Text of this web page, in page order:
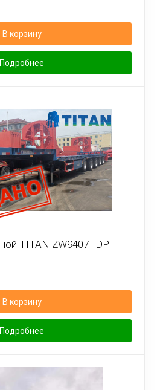
В корзину
Подробнее
TITAN ZW9407TDP
В корзину
Подробнее